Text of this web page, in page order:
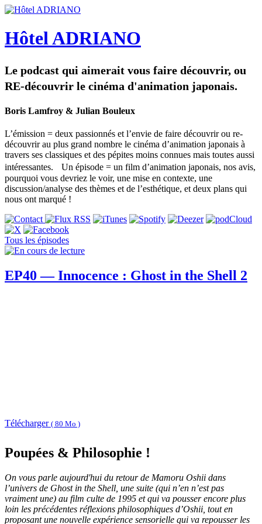
Hôtel ADRIANO
Le podcast qui aimerait vous faire découvrir, ou
RE-découvrir le cinéma d'animation japonais.
Boris Lamfroy & Julian Bouleux
L’émission = deux passionnés et l’envie de faire découvrir ou re-
découvrir au plus grand nombre le cinéma d’animation japonais à
travers ses classiques et des pépites moins connues mais toutes aussi
intéressantes. Un épisode = un film d’animation japonais, nos avis,
pourquoi vous devriez le voir, une mise en contexte, une
discussion/analyse des thèmes et de l’esthétique, et deux plans qui
nous ont marqué !
Tous les épisodes
EP40 — Innocence : Ghost in the Shell 2
Télécharger ( 80 Mo )
Poupées & Philosophie !
On vous parle aujourd'hui du retour de Mamoru Oshii dans
l’univers de Ghost in the Shell, une suite (qui n’en n’est pas
vraiment une) au film culte de 1995 et qui va pousser encore plus
loin les précédentes réflexions philosophiques d’Oshii, tout en
proposant une nouvelle expérience sensorielle qui va repousser les